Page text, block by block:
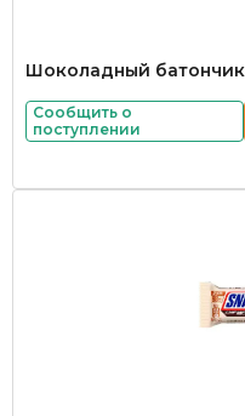
Шоколадный батончик
Сообщить о
поступлении